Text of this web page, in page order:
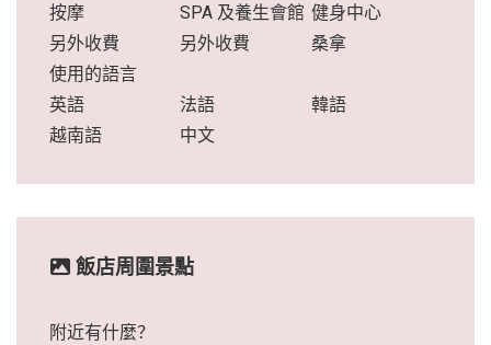
按摩
另外收費
SPA 及養生會館
另外收費
健身中心
桑拿
使用的語言
英語
法語
韓語
越南語
中文
飯店周圍景點
附近有什麼？